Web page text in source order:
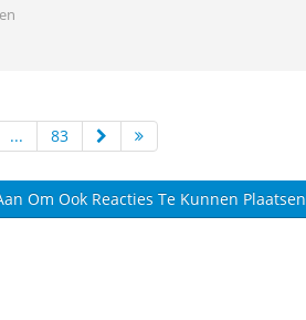
... 83
Om Ook Reacties Te Kunnen Plaatsen